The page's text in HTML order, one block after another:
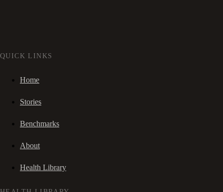
QUICK LINKS
Home
Stories
Benchmarks
About
Health Library